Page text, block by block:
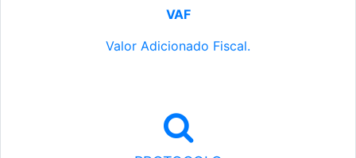
VAF
Valor Adicionado Fiscal.